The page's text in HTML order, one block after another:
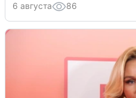
6 августа 86